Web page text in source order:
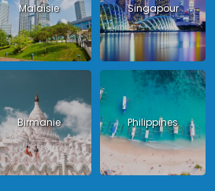
Malaisie Singapour
Birmanie Philippines